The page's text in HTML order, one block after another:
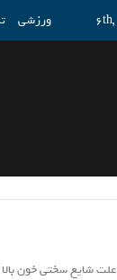
ورزشی
علت شایع سختی خون